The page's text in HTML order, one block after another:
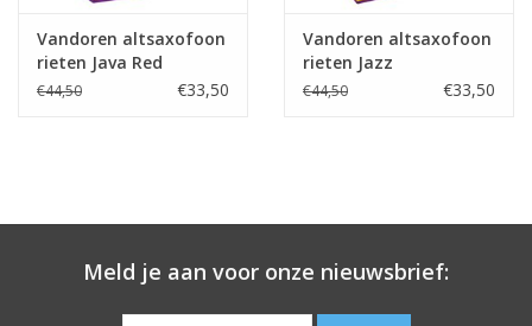
Vandoren altsaxofoon
rieten Java Red
€44,50 €33,50
Vandoren altsaxofoon
rieten Jazz
€44,50 €33,50
Meld je aan voor onze nieuwsbrief: